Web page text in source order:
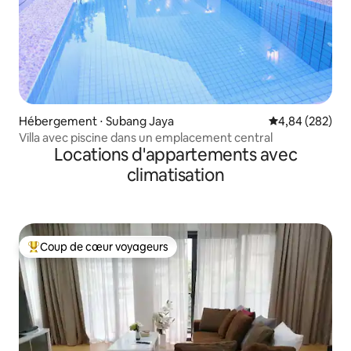
Hébergement ⋅ Subang Jaya Évaluation
4,84 (282)
Villa avec piscine dans un emplacement central
Locations d'appartements avec
climatisation
Coups de cœur voyageurs les plus appréciés
Coup de cœur voyageurs